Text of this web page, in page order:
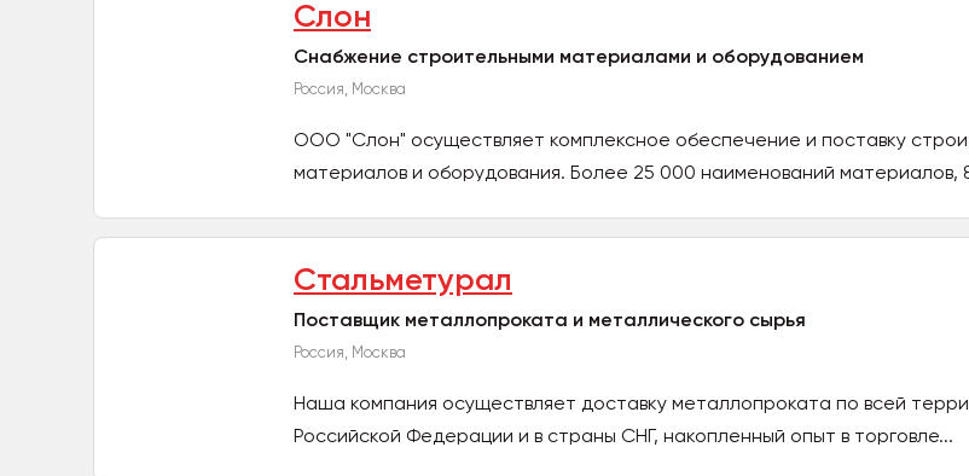
Слон
Снабжение строительными материалами и оборудованием
Россия, Москва
ООО "Слон" осуществляет комплексное обеспечение и поставку
материалов и оборудования. Более 25 000 наименований материалов,
Стальметурал
Поставщик металлопроката и металлического сырья
Россия, Москва
Наша компания осуществляет доставку металлопроката по всей
Российской Федерации и в страны СНГ, накопленный опыт в торговле...